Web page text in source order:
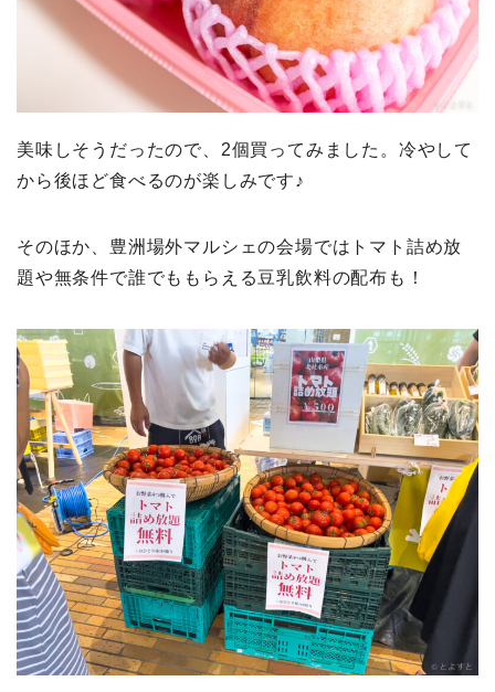
美味しそうだったので、2個買ってみました。冷やして
から後ほど食べるのが楽しみです♪
そのほか、豊洲場外マルシェの会場ではトマト詰め放
題や無条件で誰でももらえる豆乳飲料の配布も！